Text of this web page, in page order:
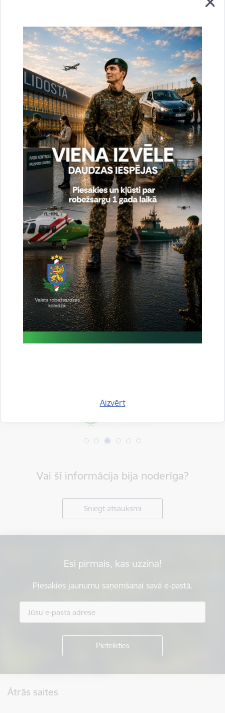
Aizvērt
Portugāles, vienam Rumānijas, vienam Serbijas un vienam
Uzbekistānas pilsonim.
Sagatavoja:
Jolanta Babiško
Valsts robežsardzes Galvenās pārvaldes Stratēģiskās attīstības
un sabiedrisko attiecību nodaļas vecākā speciāliste
67075617, mob.20364206
jolanta.babisko@rs.gov.lv
Saistītas tēmas
Aktualitātes: Statistika
Drukāt lapu
Dalīties
Vai šī informācija bija noderīga?
Sniegt atsauksmi
Esi pirmais, kas uzzina!
Piesakies jaunumu saņemšanai savā e-pastā.
Ātrās saites